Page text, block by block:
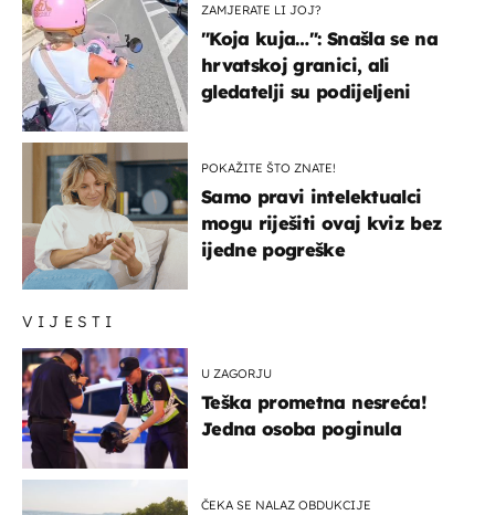
VIJESTI
U ZAGORJU
Teška prometna nesreća!
Jedna osoba poginula
ČEKA SE NALAZ OBDUKCIJE
ZAMJERATE LI JOJ?
"Koja kuja…": Snašla se na
hrvatskoj granici, ali
gledatelji su podijeljeni
POKAŽITE ŠTO ZNATE!
Samo pravi intelektualci
mogu riješiti ovaj kviz bez
ijedne pogreške